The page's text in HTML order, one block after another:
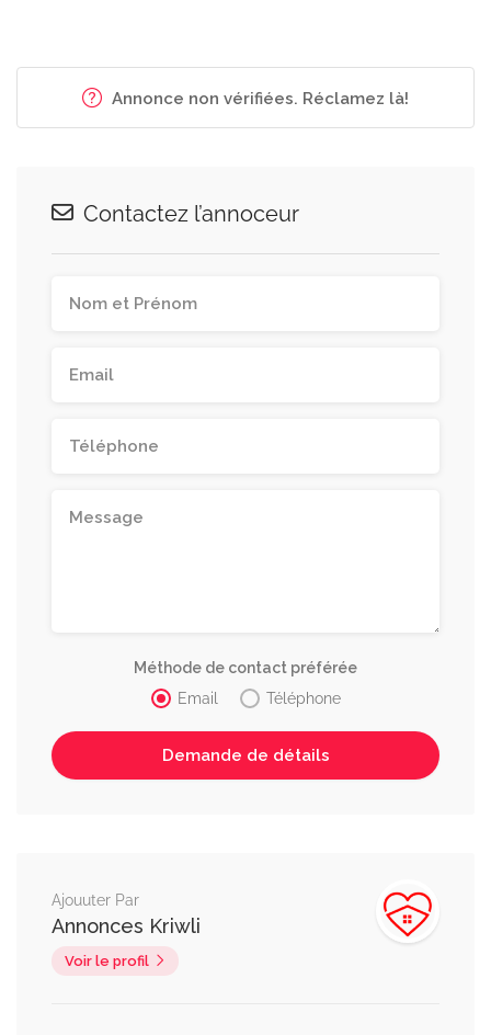
Annonce non vérifiées. Réclamez là!
Contactez l’annoceur
Méthode de contact préférée
Email
Téléphone
Ajouuter Par
Annonces Kriwli
Voir le profil